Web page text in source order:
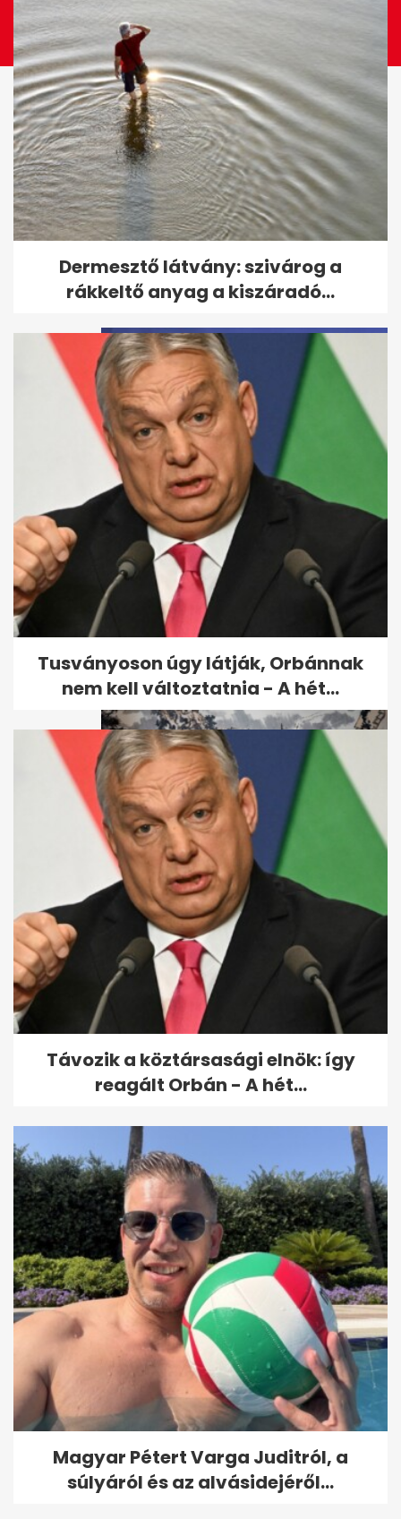
Orbán Viktor: Legalább Putyint
sikerült rávenni
Videón, ahogy Biden
Putyinnak nevezi a mellette
álló Zelenszkijt
Orbán Viktor Putyinnal
tárgyalt
Dermesztő látvány: szivárog a
rákkeltő anyag a kiszáradó...
Tusványoson úgy látják, Orbánnak
nem kell változtatnia - A hét...
Távozik a köztársasági elnök: így
reagált Orbán - A hét...
Magyar Pétert Varga Juditról, a
súlyáról és az alvásidejéről...